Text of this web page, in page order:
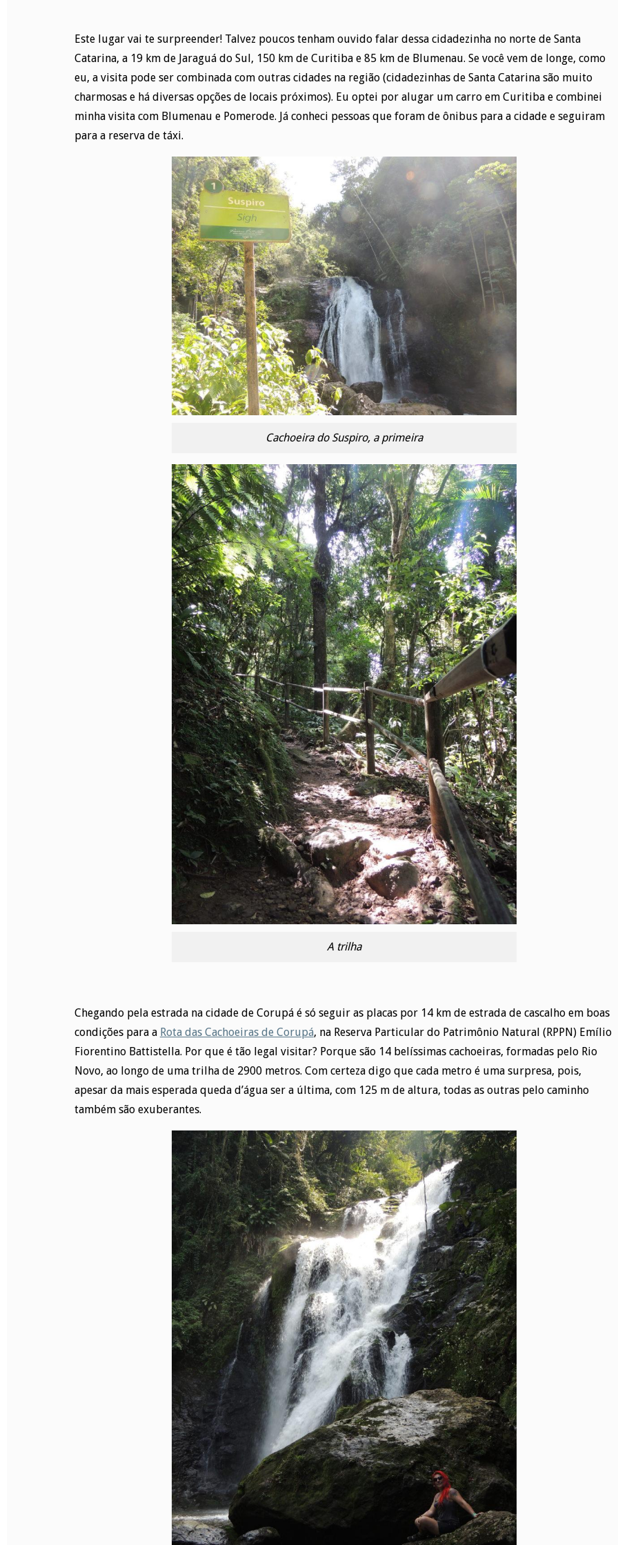
Este lugar vai te surpreender! Talvez poucos tenham ouvido falar dessa cidadezinha no norte de Santa
Catarina, a 19 km de Jaraguá do Sul, 150 km de Curitiba e 85 km de Blumenau. Se você vem de longe, como
eu, a visita pode ser combinada com outras cidades na região (cidadezinhas de Santa Catarina são muito
charmosas e há diversas opções de locais próximos). Eu optei por alugar um carro em Curitiba e combinei
minha visita com Blumenau e Pomerode. Já conheci pessoas que foram de ônibus para a cidade e seguiram
para a reserva de táxi.
Cachoeira do Suspiro, a primeira
A trilha
Chegando pela estrada na cidade de Corupá é só seguir as placas por 14 km de estrada de cascalho em boas
condições para a Rota das Cachoeiras de Corupá, na Reserva Particular do Patrimônio Natural (RPPN) Emílio
Fiorentino Battistella. Por que é tão legal visitar? Porque são 14 belíssimas cachoeiras, formadas pelo Rio
Novo, ao longo de uma trilha de 2900 metros. Com certeza digo que cada metro é uma surpresa, pois,
apesar da mais esperada queda d’água ser a última, com 125 m de altura, todas as outras pelo caminho
também são exuberantes.